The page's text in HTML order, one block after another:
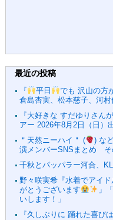
最近の投稿
『
平日 でも 沢山の方
倉島杏実、松本慈子、河
『大好きな すだゆりさん
アー 2026年8月2日（日
＂天然ニーハイ＂ (
) な
演メンバーSNSまとめ そ
千秋とパッパラー河合、
野々咲実希『水着でアイド
がとうございます
」
いします！」
『久しぶりに 踊れた喜び